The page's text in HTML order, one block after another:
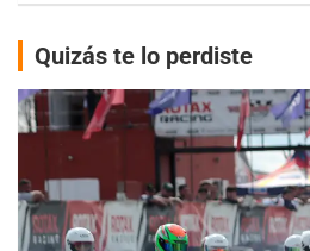
Quizás te lo perdiste